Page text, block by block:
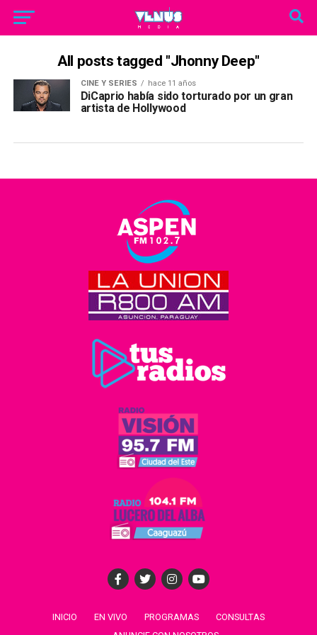
All posts tagged "Jhonny Deep"
CINE Y SERIES hace 11 años
DiCaprio había sido torturado por un gran
artista de Hollywood
INICIO EN VIVO PROGRAMAS
CONSULTAS